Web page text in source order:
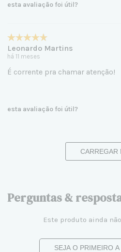
esta avaliação foi útil?
Leonardo Martins
há 11 meses
É corrente pra chamar atenção!
esta avaliação foi útil?
CARREGAR
Perguntas &
Este produto ainda
SEJA O PRIMEIRO